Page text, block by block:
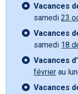
Vacances
samedi 23
Vacances
samedi 18
Vacances
février au
Vacances